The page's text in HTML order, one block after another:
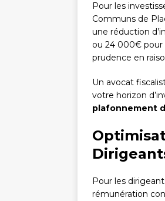
Pour les
Communs de
une réduction
ou 24 000€ pour
prudence en
Un avocat
votre horizon
plafonnement
Pour les
rémunération